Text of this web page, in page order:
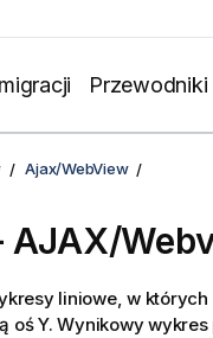
Przewodniki
Ajax/WebView
liniowe, w których
oś Y. Wynikowy